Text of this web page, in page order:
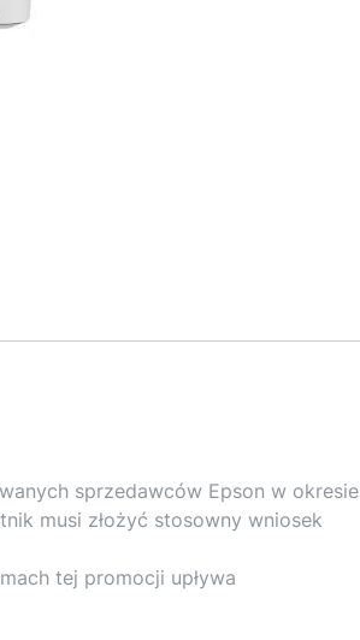
sprzedawców Epson w okresie
musi złożyć stosowny wniosek
tej promocji upływa